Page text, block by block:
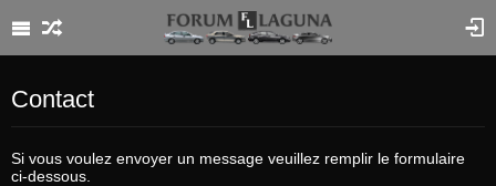
Contact
Si vous voulez envoyer un message veuillez remplir le formulaire
ci-dessous.